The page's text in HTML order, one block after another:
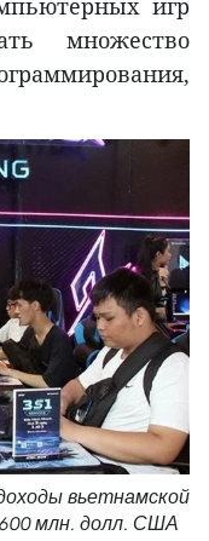
множество
вьетнамской
млн. долл. США